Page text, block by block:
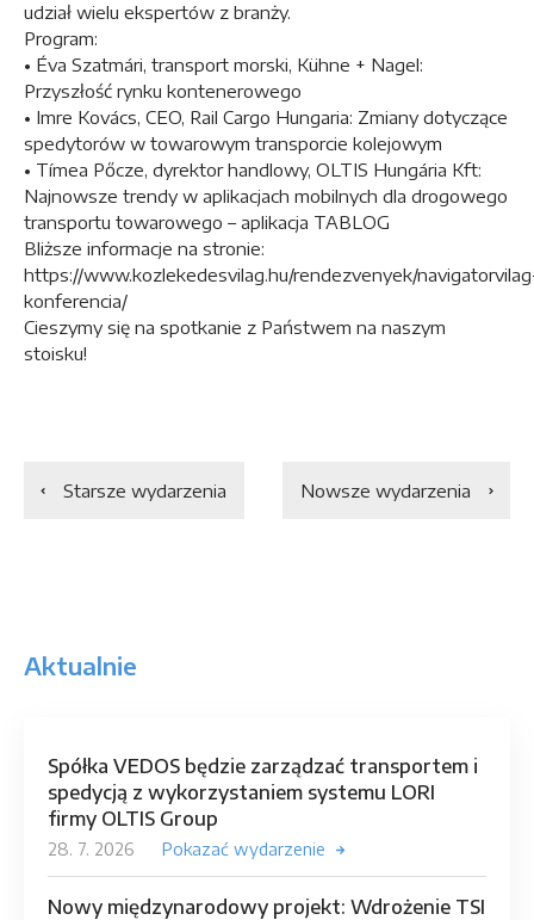
udział wielu ekspertów z branży.
Program:
• Éva Szatmári, transport morski, Kühne + Nagel:
Przyszłość rynku kontenerowego
• Imre Kovács, CEO, Rail Cargo Hungaria: Zmiany dotyczące
spedytorów w towarowym transporcie kolejowym
• Tímea Pőcze, dyrektor handlowy, OLTIS Hungária Kft:
Najnowsze trendy w aplikacjach mobilnych dla drogowego
transportu towarowego – aplikacja TABLOG
Bliższe informacje na stronie:
https://www.kozlekedesvilag.hu/rendezvenyek/
konferencia/
Cieszymy się na spotkanie z Państwem na naszym
stoisku!
Starsze wydarzenia Nowsze wydarzenia
Aktualnie
Spółka VEDOS będzie zarządzać transportem i
spedycją z wykorzystaniem systemu LORI
firmy OLTIS Group
28. 7. 2026 Pokazać wydarzenie
Nowy międzynarodowy projekt: Wdrożenie TSI